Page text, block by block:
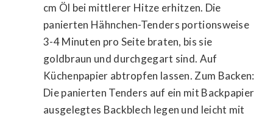
cm Öl bei mittlerer Hitze erhitzen. Die
panierten Hähnchen-Tenders portionsweise
3-4 Minuten pro Seite braten, bis sie
goldbraun und durchgegart sind. Auf
Küchenpapier abtropfen lassen. Zum Backen:
Die panierten Tenders auf ein mit Backpapier
ausgelegtes Backblech legen und leicht mit